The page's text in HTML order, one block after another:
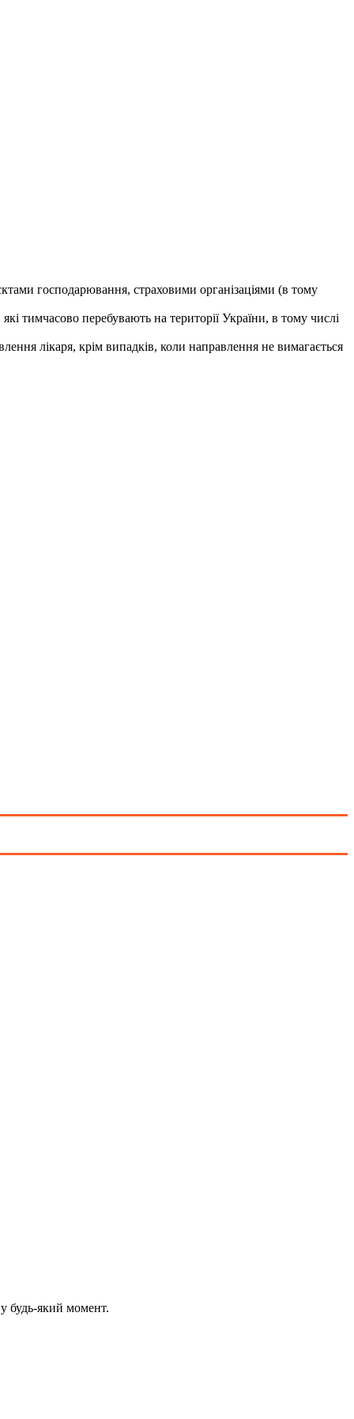
господарювання, страховими організаціями (в тому
тимчасово перебувають на території України, в тому числі
лікаря, крім випадків, коли направлення не вимагається
будь-який момент.